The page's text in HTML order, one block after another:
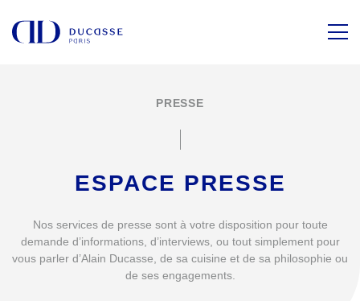
PRESSE
ESPACE PRESSE
Nos services de presse sont à votre disposition pour toute
demande d’informations, d’interviews, ou tout simplement pour
vous parler d’Alain Ducasse, de sa cuisine et de sa philosophie ou
de ses engagements.